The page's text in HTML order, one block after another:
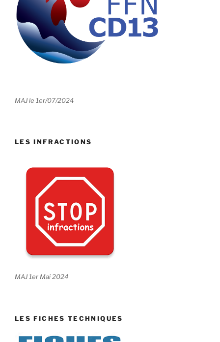
MAJ le 1er/07/2024
LES INFRACTIONS
MAJ 1er Mai 2024
LES FICHES TECHNIQUES